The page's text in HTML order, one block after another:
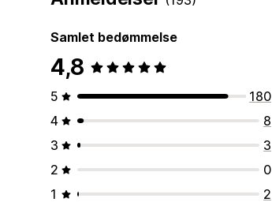
Samlet bedømmelse
4,8
5
180
4
8
3
3
2
0
1
2